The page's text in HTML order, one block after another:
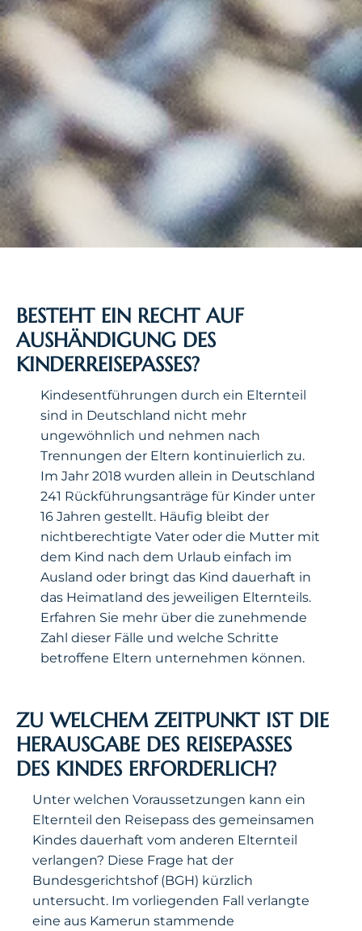
BESTEHT EIN RECHT AUF
AUSHÄNDIGUNG DES
KINDERREISEPASSES?
Kindesentführungen durch ein Elternteil
sind in Deutschland nicht mehr
ungewöhnlich und nehmen nach
Trennungen der Eltern kontinuierlich zu.
Im Jahr 2018 wurden allein in Deutschland
241 Rückführungsanträge für Kinder unter
16 Jahren gestellt. Häufig bleibt der
nichtberechtigte Vater oder die Mutter mit
dem Kind nach dem Urlaub einfach im
Ausland oder bringt das Kind dauerhaft in
das Heimatland des jeweiligen Elternteils.
Erfahren Sie mehr über die zunehmende
Zahl dieser Fälle und welche Schritte
betroffene Eltern unternehmen können.
ZU WELCHEM ZEITPUNKT IST DIE
HERAUSGABE DES REISEPASSES
DES KINDES ERFORDERLICH?
Unter welchen Voraussetzungen kann ein
Elternteil den Reisepass des gemeinsamen
Kindes dauerhaft vom anderen Elternteil
verlangen? Diese Frage hat der
Bundesgerichtshof (BGH) kürzlich
untersucht. Im vorliegenden Fall verlangte
eine aus Kamerun stammende